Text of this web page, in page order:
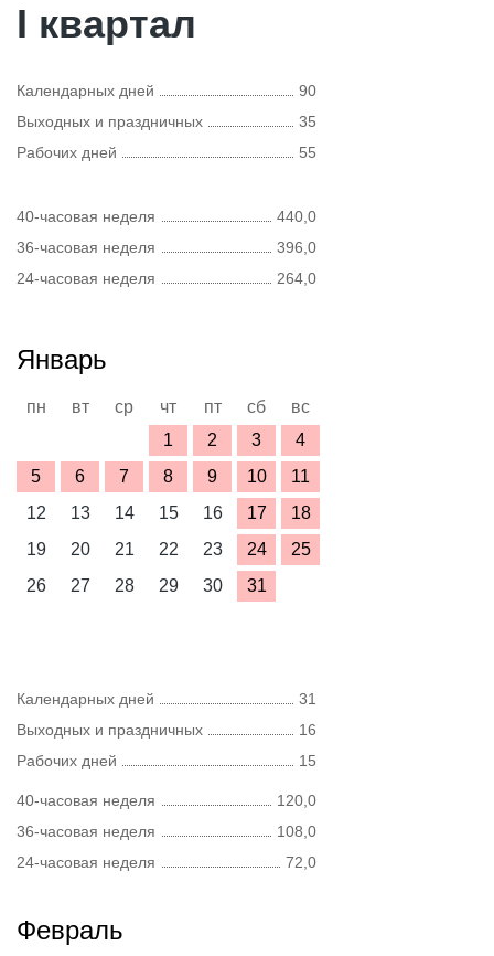
I квартал
Календарных дней
90
Выходных и праздничных
35
Рабочих дней
55
40-часовая неделя
440,0
36-часовая неделя
396,0
24-часовая неделя
264,0
Январь
пн вт ср чт пт сб
вс
1
2 3
4
5
6 7 8 9 10
11
12
13 14 15 16 17
18
19
20 21 22 23 24
25
26
27 28 29 30 31
Календарных дней
31
Выходных и праздничных
16
Рабочих дней
15
40-часовая неделя
120,0
36-часовая неделя
108,0
24-часовая неделя
72,0
Февраль